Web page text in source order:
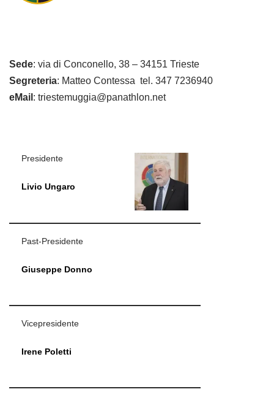
Sede: via di Conconello, 38 – 34151 Trieste
Segreteria: Matteo Contessa tel. 347 7236940
eMail : triestemuggia@panathlon.net
Presidente
Livio Ungaro
Past-Presidente
Giuseppe Donno
Vicepresidente
Irene Poletti